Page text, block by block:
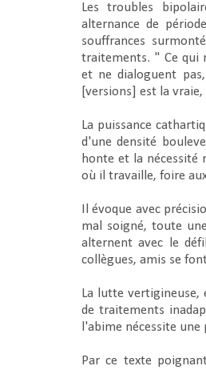
Les troubles
alternance de
souffrances
traitements. " Ce qui
et ne dialoguent
[versions] est la
La puissance
d'une densité
honte et la nécessité
où il travaille, foire
Il évoque avec
mal soigné, toute
alternent avec le
collègues, amis se
La lutte vertigineuse,
de traitements
l'abime nécessite
Par ce texte